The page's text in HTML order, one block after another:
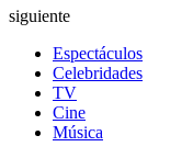
siguiente
Espectáculos
Celebridades
TV
Cine
Música